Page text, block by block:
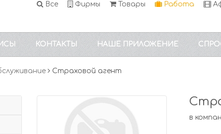
Все Фирмы Товары Работа
КОНТАКТЫ НАШЕ ПРИЛОЖЕНИЕ
Страховой агент
в